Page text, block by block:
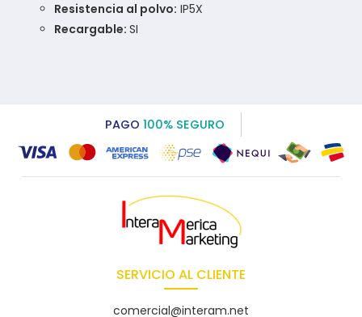
Resistencia al polvo: IP5X
Recargable: SI
PAGO 100% SEGURO
SERVICIO AL CLIENTE
comercial@interam.net